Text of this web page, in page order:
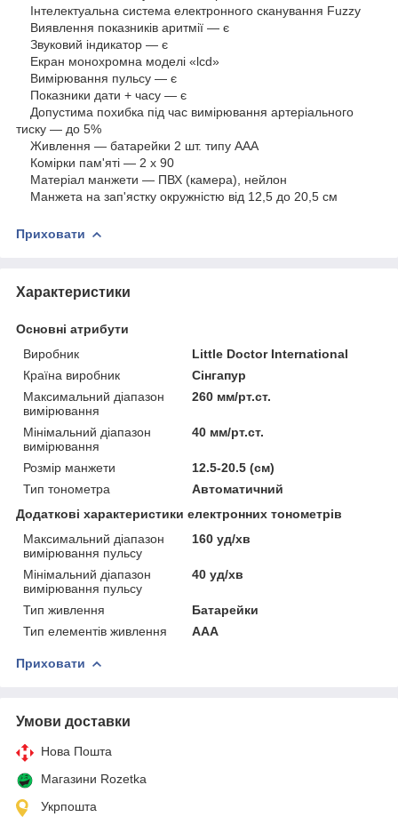
Інтелектуальна система електронного сканування Fuzzy
Виявлення показників аритмії — є
Звуковий індикатор — є
Екран монохромна моделі «lcd»
Вимірювання пульсу — є
Показники дати + часу — є
Допустима похибка під час вимірювання артеріального
тиску — до 5%
Живлення — батарейки 2 шт. типу ААА
Комірки пам'яті — 2 х 90
Матеріал манжети — ПВХ (камера), нейлон
Манжета на зап'ястку окружністю від 12,5 до 20,5 см
Приховати
Характеристики
Основні атрибути
Виробник
Little Doctor International
Країна виробник
Сінгапур
Максимальний діапазон
вимірювання
260 мм/рт.ст.
Мінімальний діапазон
вимірювання
40 мм/рт.ст.
Розмір манжети
12.5-20.5 (см)
Тип тонометра
Автоматичний
Додаткові характеристики електронних тонометрів
Максимальний діапазон
вимірювання пульсу
160 уд/хв
Мінімальний діапазон
вимірювання пульсу
40 уд/хв
Тип живлення
Батарейки
Тип елементів живлення
AAA
Приховати
Умови доставки
Нова Пошта
Магазини Rozetka
Укрпошта